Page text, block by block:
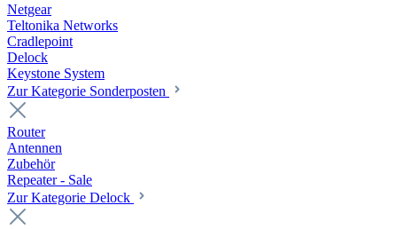
Netgear
Teltonika Networks
Cradlepoint
Delock
Keystone System
Zur Kategorie Sonderposten
Router
Antennen
Zubehör
Repeater - Sale
Zur Kategorie Delock